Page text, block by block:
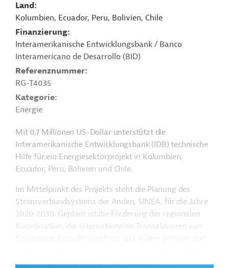
Land
Kolumbien, Ecuador, Peru, Bolivien, Chile
Finanzierung
Interamerikanische Entwicklungsbank / Banco
Interamericano de Desarrollo (BID)
Referenznummer
RG-T4035
Kategorie
Energie
Mit 0,7 Millionen US-Dollar unterstützt die
Interamerikanische Entwicklungsbank (IDB) technische
Hilfe für ein Energiesektorprojekt in Kolumbien,
Ecuador, Peru, Bolivien und Chile.
Im Mittelpunkt des Projekts steht die Planung des
Stromverbundsystems der Anden, SINEA, für die Jahre
2020-2030. Geplant ist die Förderung der regionalen
Koordination, der internationalen Transaktionen von